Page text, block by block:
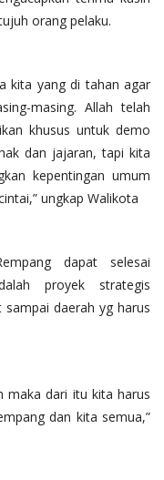
orang pelaku.
kita yang di tahan agar
masing. Allah telah
khusus untuk demo
dan jajaran, tapi kita
kepentingan umum
ungkap Walikota
dapat selesai
proyek strategis
daerah yg harus
maka dari itu kita harus
dan kita semua,”